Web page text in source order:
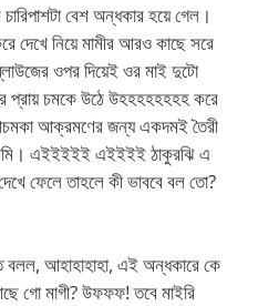
বেশ অন্ধকার হয়ে গেল।
দেখে নিয়ে মামীর আরও কাছে সরে
ওপর দিয়েই ওর মাই দুটো
প্রায় চমকে উঠে উহহহহহহহহ করে
আক্রমণের জন্য একদমই তৈরী
এইইইইই এইইইই ঠাকুরঝি এ
ফেলে তাহলে কী ভাববে বল তো?
বলল, আহাহাহাহা, এই অন্ধকারে কে
গো মাগী? উফফফ! তবে মাইরি